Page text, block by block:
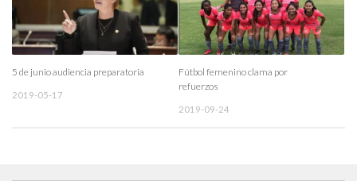
5 de junio audiencia preparatoria
2019-05-17
Fútbol femenino clama por
refuerzos
2019-09-24